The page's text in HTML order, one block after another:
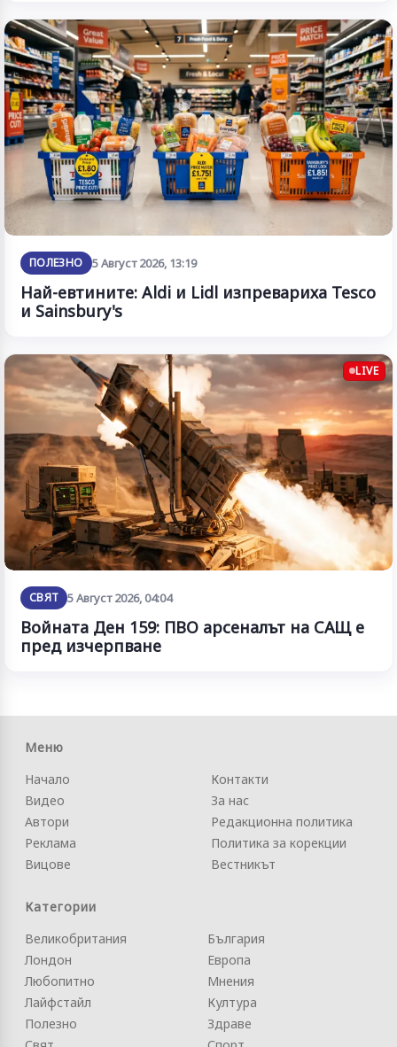
ПОЛЕЗНО 5 Август 2026, 13:19
Най-евтините: Aldi и Lidl изпревариха Tesco
и Sainsbury's
LIVE
СВЯТ 5 Август 2026, 04:04
Войната Ден 159: ПВО арсеналът на САЩ е
пред изчерпване
Меню
Начало
Видео
Автори
Реклама
Вицове
Контакти
За нас
Редакционна политика
Политика за корекции
Вестникът
Категории
Великобритания
Лондон
Любопитно
Лайфстайл
Полезно
България
Европа
Мнения
Култура
Здраве